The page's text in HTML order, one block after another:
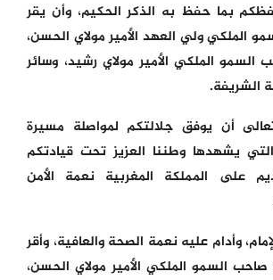
بما حفظ به الذكر الحكيم، وأن يقر
الملكي ولي العهد الأمير مولاي الحسن،
السمو الملكي الأمير مولاي رشيد، وسائر
الشريفة.
أن يوفق جلالتكم لمواصلة مسيرة
التي يشهدها وطننا العزيز تحت قيادتكم
على المملكة المغربية نعمة الأمن
وأدام عليه نعمة الصحة والعافية، وأقر
السمو الملكي الأمير مولاي الحسن،